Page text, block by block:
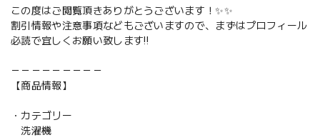
この度はご閲覧頂きありがとうございます！✨✨
割引情報や注意事項などもございますので、まずはプロフィール
必読で宜しくお願い致します‼️
－－－－－－－－－
【商品情報】
・カテゴリー
洗濯機